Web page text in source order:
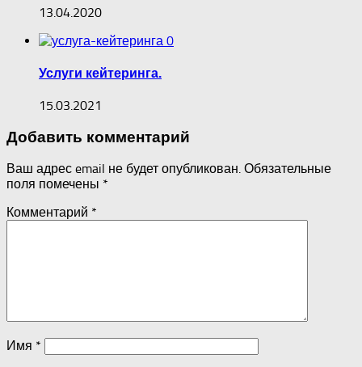
13.04.2020
0
Услуги кейтеринга.
15.03.2021
Добавить комментарий
Ваш адрес email не будет опубликован. Обязательные
поля помечены *
Комментарий *
Имя *